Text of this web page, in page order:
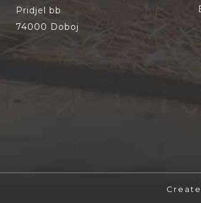
Pridjel bb
74000 Doboj